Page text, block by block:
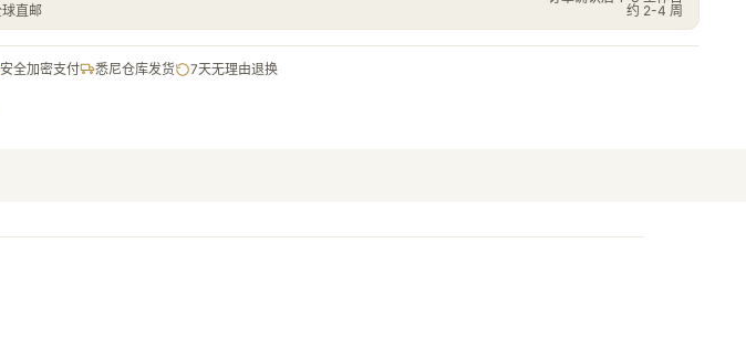
直邮 约 2-4 周
安全加密支付 悉尼仓库发货 7天无理由退换